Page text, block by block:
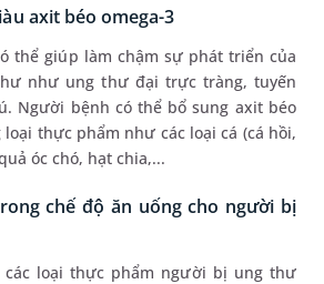
axit béo omega-3
thể giúp làm chậm sự phát triển của
như ung thư đại trực tràng, tuyến
Người bệnh có thể bổ sung axit béo
thực phẩm như các loại cá (cá hồi,
óc chó, hạt chia,...
chế độ ăn uống cho người bị
các loại thực phẩm người bị ung thư